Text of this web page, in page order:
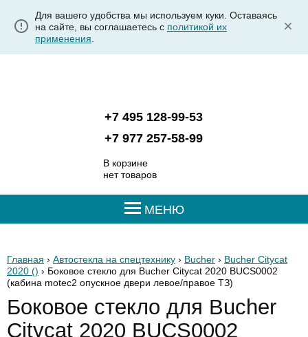
Для вашего удобства мы используем куки. Оставаясь
на сайте, вы соглашаетесь с политикой их
применения
+7 495 128-99-53
+7 977 257-58-99
В корзине
нет товаров
МЕНЮ
Главная › Автостекла на спецтехнику › Bucher › Bucher Citycat
2020 () › Боковое стекло для Bucher Citycat 2020 BUCS0002
(кабина motec2 опускное двери левое/правое ТЗ)
Боковое стекло для Bucher
Citycat 2020 BUCS0002